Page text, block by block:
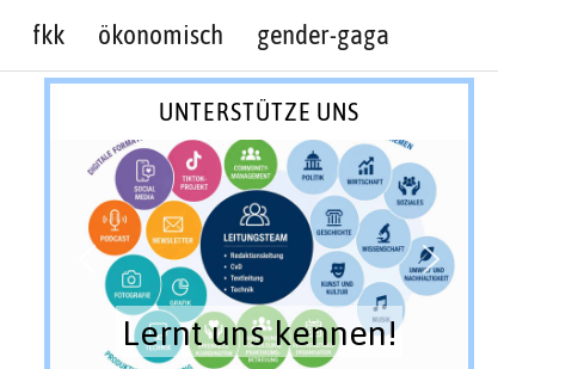
fkk ökonomisch gender-gaga
UNTERSTÜTZE UNS
Lernt uns kennen!